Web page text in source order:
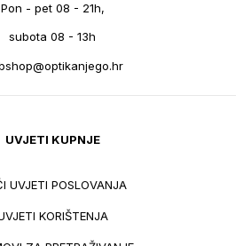
Pon - pet 08 - 21h,
subota 08 - 13h
UVJETI KUPNJE
UVJETI POSLOVANJA
KORIŠTENJA